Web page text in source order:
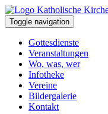
Toggle navigation
Gottesdienste
Veranstaltungen
Wo, was, wer
Infotheke
Vereine
Bildergalerie
Kontakt